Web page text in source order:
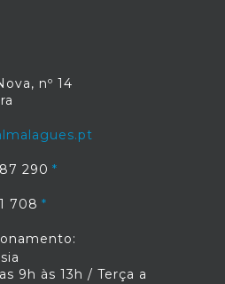
nº 14
290
708
9h às 13h / Terça a